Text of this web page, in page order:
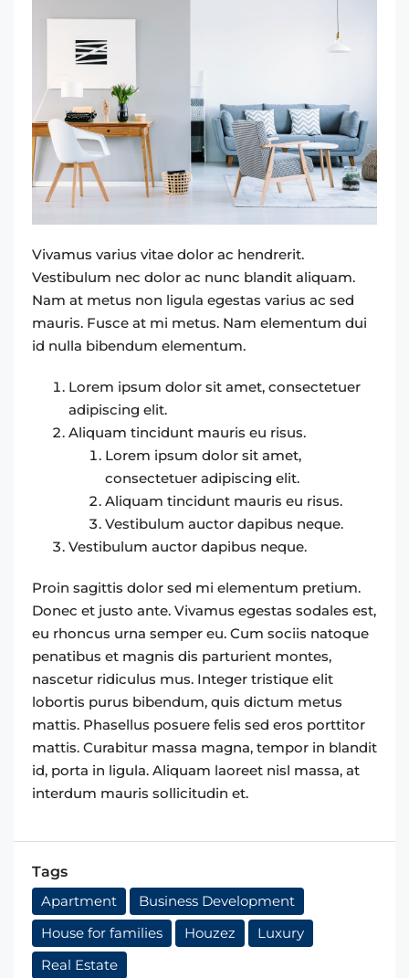
Vivamus varius vitae dolor ac hendrerit.
Vestibulum nec dolor ac nunc blandit aliquam.
Nam at metus non ligula egestas varius ac sed
mauris. Fusce at mi metus. Nam elementum dui
id nulla bibendum elementum.
Lorem ipsum dolor sit amet, consectetuer
adipiscing elit.
Aliquam tincidunt mauris eu risus.
Lorem ipsum dolor sit amet,
consectetuer adipiscing elit.
Aliquam tincidunt mauris eu risus.
Vestibulum auctor dapibus neque.
Vestibulum auctor dapibus neque.
Proin sagittis dolor sed mi elementum pretium.
Donec et justo ante. Vivamus egestas sodales est,
eu rhoncus urna semper eu. Cum sociis natoque
penatibus et magnis dis parturient montes,
nascetur ridiculus mus. Integer tristique elit
lobortis purus bibendum, quis dictum metus
mattis. Phasellus posuere felis sed eros porttitor
mattis. Curabitur massa magna, tempor in blandit
id, porta in ligula. Aliquam laoreet nisl massa, at
interdum mauris sollicitudin et.
Tags
Apartment
Business Development
House for families
Houzez
Luxury
Real Estate